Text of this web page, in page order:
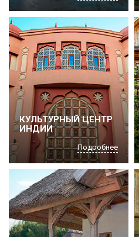
КУЛЬТУРНЫЙ ЦЕНТР
ИНДИИ
Подробнее